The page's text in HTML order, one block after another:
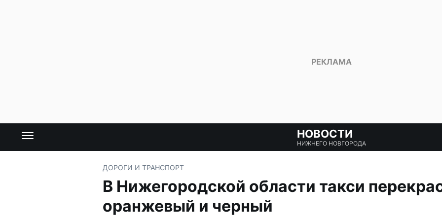
НОВОСТИ
НИЖНЕГО НОВГОРОДА
ДОРОГИ И ТРАНСПОРТ
В Нижегородской области такси
оранжевый и черный